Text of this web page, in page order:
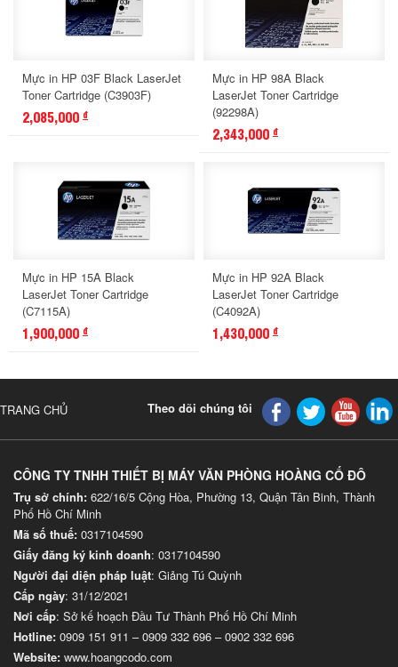
Mực in HP 03F Black LaserJet
Toner Cartridge (C3903F)
2,085,000 đ
Mực in HP 98A Black
LaserJet Toner Cartridge
(92298A)
2,343,000 đ
Mực in HP 15A Black
LaserJet Toner Cartridge
(C7115A)
1,900,000 đ
Mực in HP 92A Black
LaserJet Toner Cartridge
(C4092A)
1,430,000 đ
TRANG CHỦ Theo dõi chúng tôi
CÔNG TY TNHH THIẾT BỊ MÁY VĂN PHÒNG HOÀNG CỐ ĐÔ
Trụ sở chính: 622/16/5 Cộng Hòa, Phường 13, Quận Tân Binh, Thành
Phố Hồ Chí Minh
Mã số thuế: 0317104590
Giấy đăng ký kinh doanh: 0317104590
Người đại diện pháp luật: Giảng Tú Quỳnh
Cấp ngày: 31/12/2021
Nơi cấp: Sở kế hoạch Đầu Tư Thành Phố Hồ Chí Minh
Hotline: 0909 151 911 –0909 332 696 –0902 332 696
Website: www.hoangcodo.com